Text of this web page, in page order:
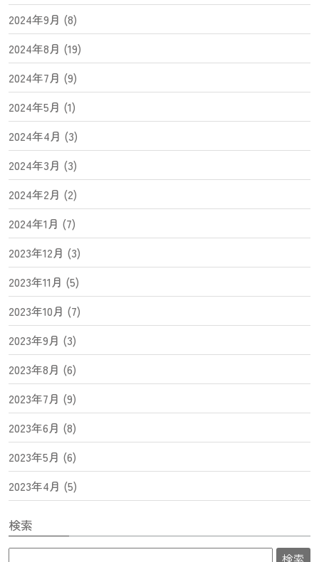
2024年9月 (8)
2024年8月 (19)
2024年7月 (9)
2024年5月 (1)
2024年4月 (3)
2024年3月 (3)
2024年2月 (2)
2024年1月 (7)
2023年12月 (3)
2023年11月 (5)
2023年10月 (7)
2023年9月 (3)
2023年8月 (6)
2023年7月 (9)
2023年6月 (8)
2023年5月 (6)
2023年4月 (5)
検索